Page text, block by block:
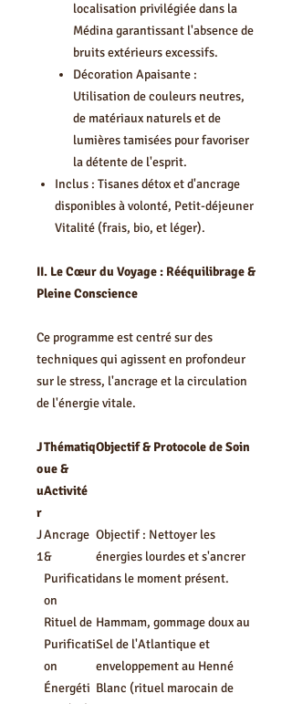
localisation privilégiée dans la
Médina garantissant l'absence de
bruits extérieurs excessifs.
Décoration Apaisante :
Utilisation de couleurs neutres,
de matériaux naturels et de
lumières tamisées pour favoriser
la détente de l'esprit.
Inclus : Tisanes détox et d'ancrage
disponibles à volonté, Petit-déjeuner
Vitalité (frais, bio, et léger).
II. Le Cœur du Voyage : Rééquilibrage &
Pleine Conscience
Ce programme est centré sur des
techniques qui agissent en profondeur
sur le stress, l'ancrage et la circulation
de l'énergie vitale.
J
o
u
r
Thématiq
ue &
Activité
Objectif & Protocole de Soin
J
1
Ancrage
&
Purificati
on
Objectif : Nettoyer les
énergies lourdes et s'ancrer
dans le moment présent.
Rituel de
Purificati
on
Énergéti
Hammam, gommage doux au
Sel de l'Atlantique et
enveloppement au Henné
Blanc (rituel marocain de